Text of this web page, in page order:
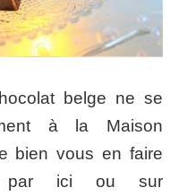
belge ne se
à la Maison
bien vous en faire
par ici ou sur